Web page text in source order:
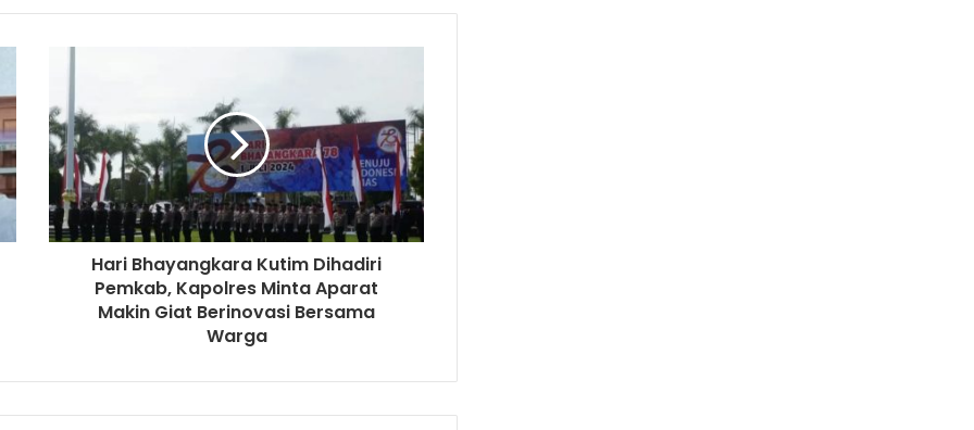
Hari Bhayangkara Kutim Dihadiri
Pemkab, Kapolres Minta Aparat
Makin Giat Berinovasi Bersama
Warga